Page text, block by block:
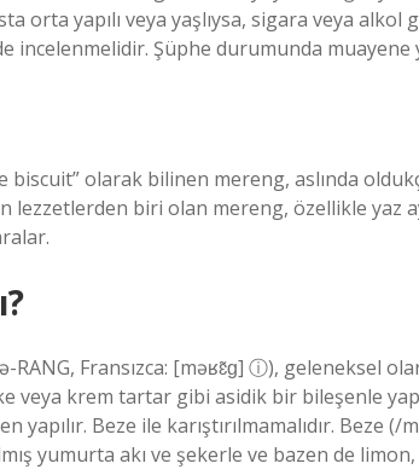
orta yapılı veya yaşlıysa, sigara veya alkol
Şüphe durumunda muayene
biscuit” olarak bilinen mereng, aslında
biri olan mereng, özellikle yaz
RANG, Fransızca: [məʁɛ̃ɡ] ⓘ), geleneksel
veya krem ​​tartar gibi asidik bir bileşenle
Beze ile karıştırılmamalıdır. Beze (/
yumurta akı ve şekerle ve bazen de